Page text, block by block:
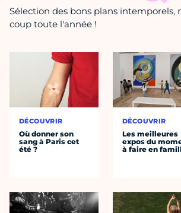
Sélection des bons plans intemporels,
coup toute l'année !
DÉCOUVRIR
Où donner son
sang à Paris cet
été ?
DÉCOUVRIR
Les meilleures
expos du
à faire en